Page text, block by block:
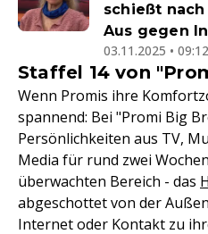
schießt
Aus gegen
03.11.2025 •
Staffel 14 von
Wenn Promis ihre
spannend: Bei "Promi Big
Persönlichkeiten aus TV,
Media für rund zwei
überwachten Bereich - das
abgeschottet von der
Internet oder Kontakt zu